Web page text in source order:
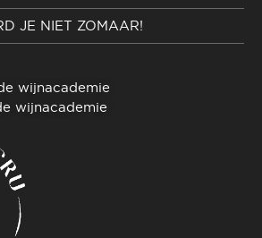
JE NIET ZOMAAR!
wijnacademie
wijnacademie